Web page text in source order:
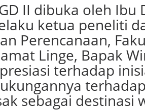
n
a
a
n
L
a
k
u
k
n
II dibuka oleh Ibu
ketua peneliti
Perencanaan,
Linge, Bapak
terhadap
sebagai destinasi